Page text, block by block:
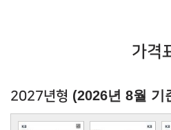
가격
2027년형 (2026년 8월 기